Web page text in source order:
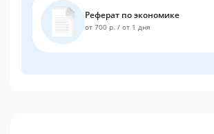
Реферат по экономике
от 700 р. / от 1 дня